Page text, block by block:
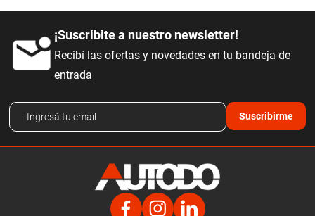
¡Suscribite a nuestro newsletter!
Recibí las ofertas y novedades en tu bandeja de
entrada
Suscribirme